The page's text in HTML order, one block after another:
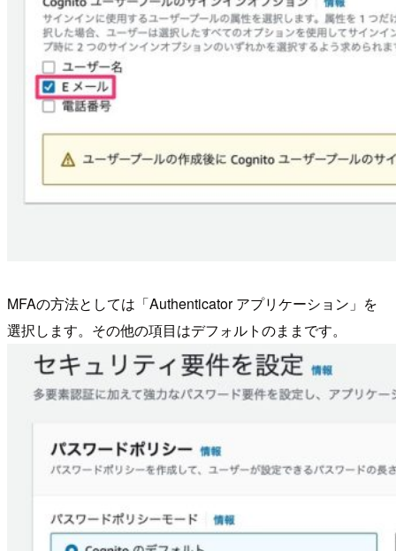
MFAの方法としては「Authenticator アプリケーション」を
選択します。その他の項目はデフォルトのままです。